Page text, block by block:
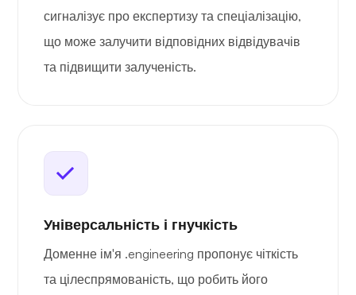
сигналізує про експертизу та спеціалізацію,
що може залучити відповідних відвідувачів
та підвищити залученість.
Універсальність і гнучкість
Доменне ім'я .engineering пропонує чіткість
та цілеспрямованість, що робить його